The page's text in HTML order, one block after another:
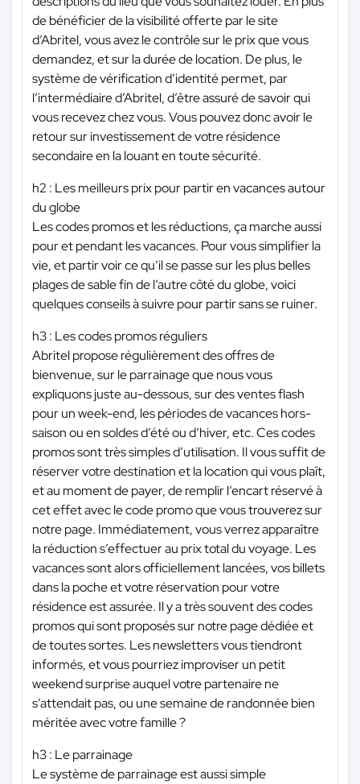
de bénéficier de la visibilité offerte par le site
d’Abritel, vous avez le contrôle sur le prix que vous
demandez, et sur la durée de location. De plus, le
système de vérification d’identité permet, par
l’intermédiaire d’Abritel, d’être assuré de savoir qui
vous recevez chez vous. Vous pouvez donc avoir le
retour sur investissement de votre résidence
secondaire en la louant en toute sécurité.
h2 : Les meilleurs prix pour partir en vacances autour
du globe
Les codes promos et les réductions, ça marche aussi
pour et pendant les vacances. Pour vous simplifier la
vie, et partir voir ce qu’il se passe sur les plus belles
plages de sable fin de l’autre côté du globe, voici
quelques conseils à suivre pour partir sans se ruiner.
h3 : Les codes promos réguliers
Abritel propose régulièrement des offres de
bienvenue, sur le parrainage que nous vous
expliquons juste au-dessous, sur des ventes flash
pour un week-end, les périodes de vacances hors-
saison ou en soldes d’été ou d’hiver, etc. Ces codes
promos sont très simples d’utilisation. Il vous suffit de
réserver votre destination et la location qui vous plaît,
et au moment de payer, de remplir l’encart réservé à
cet effet avec le code promo que vous trouverez sur
notre page. Immédiatement, vous verrez apparaître
la réduction s’effectuer au prix total du voyage. Les
vacances sont alors officiellement lancées, vos billets
dans la poche et votre réservation pour votre
résidence est assurée. Il y a très souvent des codes
promos qui sont proposés sur notre page dédiée et
de toutes sortes. Les newsletters vous tiendront
informés, et vous pourriez improviser un petit
weekend surprise auquel votre partenaire ne
s’attendait pas, ou une semaine de randonnée bien
méritée avec votre famille ?
h3 : Le parrainage
Le système de parrainage est aussi simple